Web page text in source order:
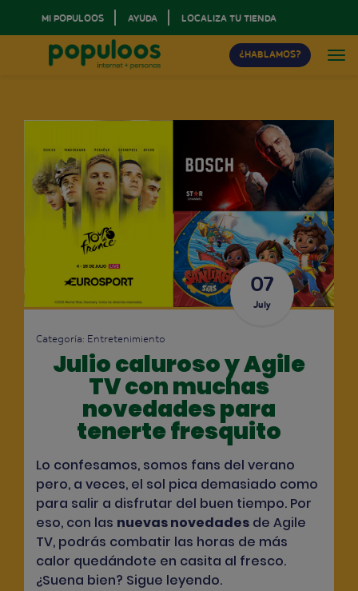
MI POPULOOS AYUDA LOCALIZA TU TIENDA
¿HABLAMOS?
07
July
Categoría: Entretenimiento
Julio caluroso y Agile
TV con muchas
novedades para
tenerte fresquito
Lo confesamos, somos fans del verano
pero, a veces, el sol pica demasiado como
para salir a disfrutar del buen tiempo. Por
eso, con las nuevas novedades de Agile
TV, podrás combatir las horas de más
calor quedándote en casita al fresco.
¿Suena bien? Sigue leyendo.